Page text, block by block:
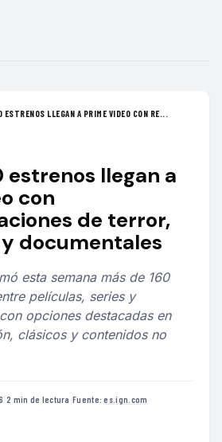
ESTRENOS LLEGAN A PRIME VIDEO CON RE...
estrenos llegan a
con
de terror,
documentales
esta semana más de 160
películas, series y
opciones destacadas en
clásicos y contenidos no
·2 min de lectura ·Fuente:es.ign.com